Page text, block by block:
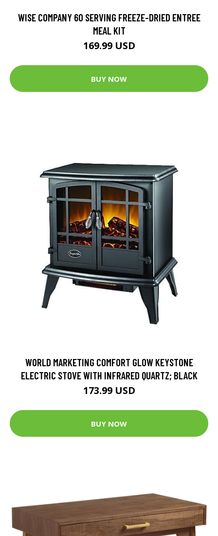
WISE COMPANY 60 SERVING FREEZE-DRIED ENTREE
MEAL KIT
169.99 USD
BUY NOW
WORLD MARKETING COMFORT GLOW KEYSTONE
ELECTRIC STOVE WITH INFRARED QUARTZ; BLACK
173.99 USD
BUY NOW